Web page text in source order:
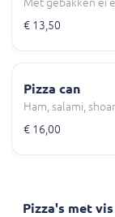
Met gebakken ei
€ 13,50
Pizza can
Ham, salami,
€ 16,00
Pizza's met vis